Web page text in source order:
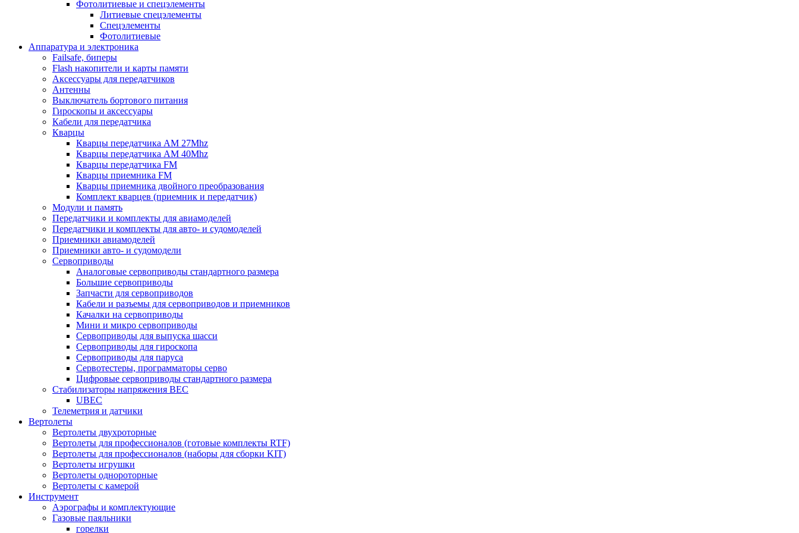
Фотолитиевые и спецэлементы
Литиевые спецэлементы
Спецэлементы
Фотолитиевые
Аппаратура и электроника
Failsafe, биперы
Flash накопители и карты памяти
Аксессуары для передатчиков
Антенны
Выключатель бортового питания
Гироскопы и аксессуары
Кабели для передатчика
Кварцы
Кварцы передатчика AM 27Mhz
Кварцы передатчика AM 40Mhz
Кварцы передатчика FM
Кварцы приемника FM
Кварцы приемника двойного преобразования
Комплект кварцев (приемник и передатчик)
Модули и память
Передатчики и комплекты для авиамоделей
Передатчики и комплекты для авто- и судомоделей
Приемники авиамоделей
Приемники авто- и судомодели
Сервоприводы
Аналоговые сервоприводы стандартного размера
Большие сервоприводы
Запчасти для сервоприводов
Кабели и разъемы для сервоприводов и приемников
Качалки на сервоприводы
Мини и микро сервоприводы
Сервоприводы для выпуска шасси
Сервоприводы для гироскопа
Сервоприводы для паруса
Сервотестеры, программаторы серво
Цифровые сервоприводы стандартного размера
Стабилизаторы напряжения BEC
UBEC
Телеметрия и датчики
Вертолеты
Вертолеты двухроторные
Вертолеты для профессионалов (готовые комплекты RTF)
Вертолеты для профессионалов (наборы для сборки KIT)
Вертолеты игрушки
Вертолеты однороторные
Вертолеты с камерой
Инструмент
Аэрографы и комплектующие
Газовые паяльники
горелки